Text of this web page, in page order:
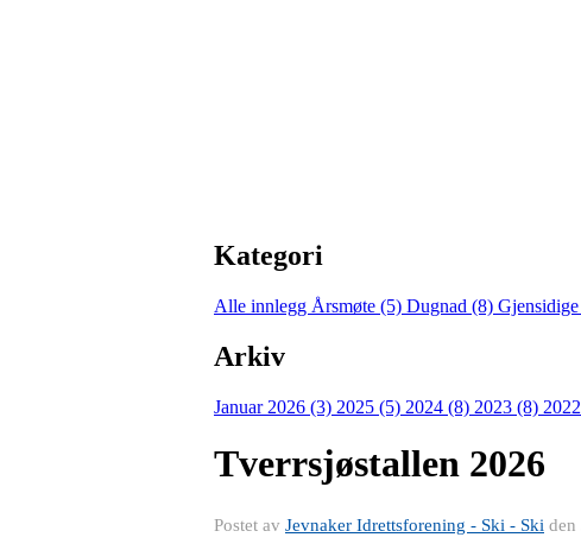
Kategori
Alle innlegg Årsmøte (5) Dugnad (8)
Arkiv
Januar 2026 (3) 2025 (5) 2024 (8) 2023 (8)
Tverrsjøstallen 2026
Postet av Jevnaker Idrettsforening - Ski - Ski den